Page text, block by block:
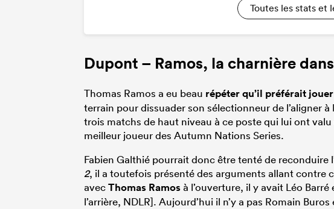
Toutes les stats et
Dupont – Ramos, la charnière
Thomas Ramos a eu beau répéter qu’il préférait jouer
terrain pour dissuader son sélectionneur de l’aligner
trois matchs de haut niveau à ce poste qui lui ont
meilleur joueur des Autumn Nations Series.
Fabien Galthié pourrait donc être tenté de reconduire
2, il a toutefois présenté des arguments allant contre
avecThomas Ramosà l’ouverture, il y avait Léo Barré
l’arrière, NDLR]. Aujourd’hui il n’y a pas Romain Buros